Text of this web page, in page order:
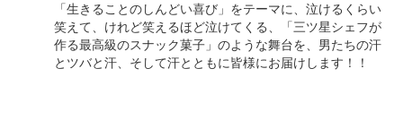
「生きることのしんどい喜び」をテーマに、泣けるくらい
笑えて、けれど笑えるほど泣けてくる、「三ツ星シェフが
作る最高級のスナック菓子」のような舞台を、男たちの汗
とツバと汗、そして汗とともに皆様にお届けします！！